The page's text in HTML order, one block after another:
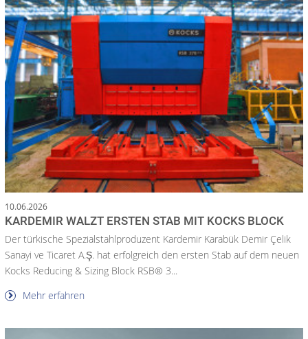
10.06.2026
KARDEMIR WALZT ERSTEN STAB MIT KOCKS BLOCK
Der türkische Spezialstahlproduzent Kardemir Karabük Demir Çelik
Sanayi ve Ticaret A.Ş. hat erfolgreich den ersten Stab auf dem neuen
Kocks Reducing & Sizing Block RSB® 3...
Mehr erfahren